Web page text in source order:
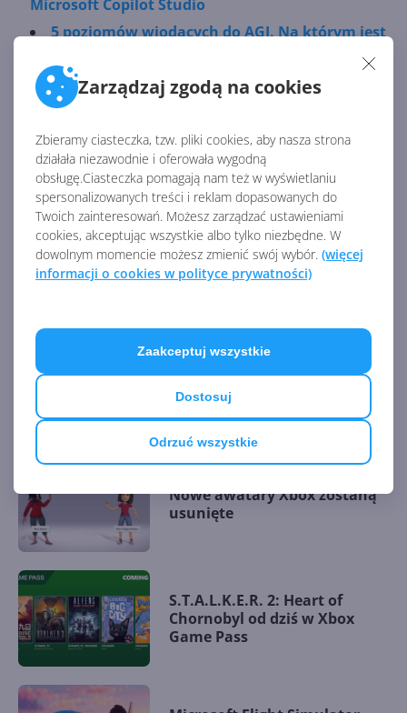
Zarządzaj zgodą na cookies
Zbieramy ciasteczka, tzw. pliki cookies, aby nasza strona
działała niezawodnie i oferowała wygodną
obsługę.Ciasteczka pomagają nam też w wyświetlaniu
spersonalizowanych treści i reklam dopasowanych do
Twoich zainteresowań. Możesz zarządzać ustawieniami
cookies, akceptując wszystkie albo tylko niezbędne. W
dowolnym momencie możesz zmienić swój wybór. (więcej
informacji o cookies w polityce prywatności)
Odrzuć wszystkie
Dostosuj
Zaakceptuj wszystkie
Microsoft Copilot Studio
5 poziomów wiodących do AGI. Na którym jest
Agenty Copilota wspomagają produktywność
w Teams
Źródło:
https://news.xbox.com/en-us/2024/11/04/support-
virtual-agent-is-here-to-help-for-xbox-insiders-today/
AKTUALNOŚCI Z KATEGORII USŁUGI
Xbox Cloud Gaming pozwala
streamować własne gry
Nowe awatary Xbox zostaną
usunięte
S.T.A.L.K.E.R. 2: Heart of
Chornobyl od dziś w Xbox
Game Pass